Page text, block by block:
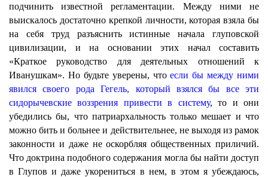
подчинить известной регламентации. Между ними не
выискалось достаточно крепкой личности, которая взяла бы
на себя труд разъяснить истинные начала глуповской
цивилизации, и на основании этих начал составить
«Краткое руководство для деятельных отношений к
Иванушкам». Но будьте уверены, чтоесли бы между ними
явился своего рода Гегель, который взялся бы все эти
сидорычевские воззрения привести в систему, то и они
убедились бы, что патриархальность только мешает и что
можно бить и больнее и действительнее, не выходя из рамок
законности и даже не оскорбляя общественных приличий.
Что доктрина подобного содержания могла бы найти доступ
в Глупов и даже укорениться в нем, в этом я убеждаюсь,